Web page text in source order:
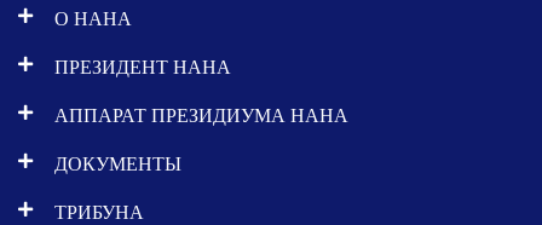
О НАНА
ПРЕЗИДЕНТ НАНА
АППАРАТ ПРЕЗИДИУМА НАНА
ДОКУМЕНТЫ
ТРИБУНА